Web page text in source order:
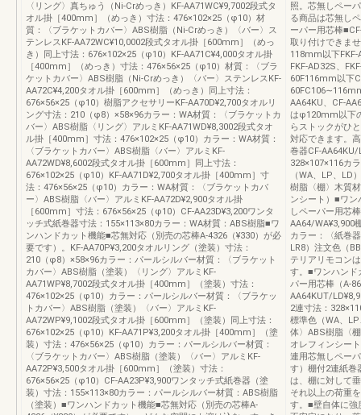
〈リング〉真ちゅう（Ni-Crめっき）KF-AA71WC¥9,7002段式タ
オル掛［400mm］（めっき）寸法：476×102×25（φ10）材
質：〈ブラケットカバー〉ABS樹脂（Ni-Crめっき）〈バー〉ス
テンレスKF-AA72WC¥10,0002段式タオル掛［600mm］（めっ
き）同上寸法：676×102×25（φ10）KF-AA71C¥4,000タオル掛
［400mm］（めっき）寸法：476×56×25（φ10）材質：〈ブラ
ケットカバー〉ABS樹脂（Ni-Crめっき）〈バー〉ステンレスKF-
AA72C¥4,200タオル掛［600mm］（めっき）同上寸法：
676×56×25（φ10）樹脂アクセサリーKF-AA70D¥2,700タオルリ
ング寸法：210（φ8）×58×96カラー：WA材質：〈ブラケットカ
バー〉ABS樹脂〈リング〉アルミKF-AA71WD¥8,3002段式タオ
ル掛［400mm］寸法：476×102×25（φ10）カラー：WA材質：
〈ブラケットカバー〉ABS樹脂〈バー〉アルミKF-
AA72WD¥8,6002段式タオル掛［600mm］同上寸法：
676×102×25（φ10）KF-AA71D¥2,700タオル掛［400mm］寸
法：476×56×25（φ10）カラー：WA材質：〈ブラケットカバ
ー〉ABS樹脂〈バー〉アルミKF-AA72D¥2,900タオル掛
［600mm］寸法：676×56×25（φ10）CF-AA23D¥3,200ワンタ
ッチ式紙巻器寸法：155×113×80カラー：WA材質：ABS樹脂■ワ
ンハンドカット機能■芯無対応（別売の芯棒A-4326（¥330）が必
要です）。KF-AA70P¥3,200タオルリング（塗装）寸法：
210（φ8）×58×96カラー：パールシルバー材質：〈ブラケット
カバー〉ABS樹脂（塗装）〈リング〉アルミKF-
AA71WP¥8,7002段式タオル掛［400mm］（塗装）寸法：
476×102×25（φ10）カラー：パールシルバー材質：〈ブラケッ
トカバー〉ABS樹脂（塗装）〈バー〉アルミKF-
AA72WP¥9,1002段式タオル掛［600mm］（塗装）同上寸法：
676×102×25（φ10）KF-AA71P¥3,200タオル掛［400mm］（塗
装）寸法：476×56×25（φ10）カラー：パールシルバー材質：
〈ブラケットカバー〉ABS樹脂（塗装）〈バー〉アルミKF-
AA72P¥3,500タオル掛［600mm］（塗装）寸法：
676×56×25（φ10）CF-AA23P¥3,900ワンタッチ式紙巻器（塗
装）寸法：155×113×80カラー：パールシルバー材質：ABS樹脂
（塗装）■ワンハンドカット機能■芯無対応（別売の芯棒A-
照。芯無しペー
る商品は芯無し
ーパー用芯棒
取り付けできま
118mm以下FKF-
FKF-AD32S、
60F116mm以下
AA64KU、CF-
はφ120mm以下
らストックがひ
対応できます。
巻器CF-
328×107×116カ
（WA、LP、LD
樹脂〈棚〉木質
ンシート）■ワン
しペーパー用芯
AA64/WA¥3,900
カラー：〈紙巻
LR8）注文色（
テリアリモコン
す。■ワンハンド
パー用芯棒（A-
AA64KUT/
2連寸法：
標準色（WA、
体〉ABS樹脂〈
オレフィンシー
連用芯無しペー
す）棚付2連紙巻
は、棚に対して
それ以上の荷重
す。■壁自体に強